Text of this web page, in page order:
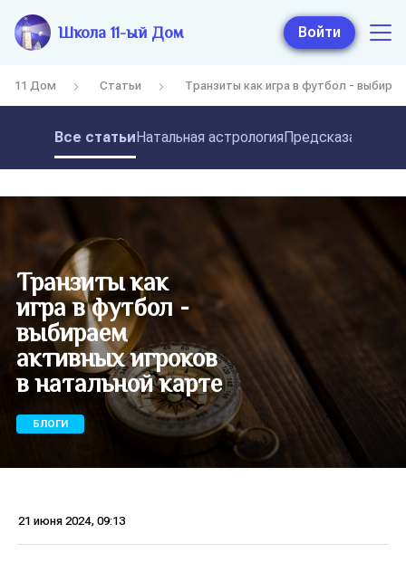
Школа 11-ый Дом Войти
11 Дом Статьи Транзиты как игра в футбол -
Все статьиНатальная астрология
Транзиты как
игра в футбол -
выбираем
активных игроков
в натальной карте
БЛОГИ
21 июня 2024, 09:13